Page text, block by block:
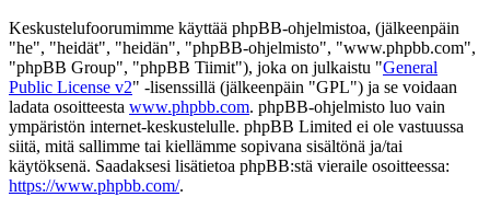
Keskustelufoorumimme käyttää phpBB-ohjelmistoa, (jälkeenpäin
"he", "heidät", "heidän", "phpBB-ohjelmisto", "www.phpbb.com",
"phpBB Group", "phpBB Tiimit"), joka on julkaistu "General
Public License v2" -lisenssillä (jälkeenpäin "GPL") ja se voidaan
ladata osoitteesta www.phpbb.com. phpBB-ohjelmisto luo vain
ympäristön internet-keskustelulle. phpBB Limited ei ole vastuussa
siitä, mitä sallimme tai kiellämme sopivana sisältönä ja/tai
käytöksenä. Saadaksesi lisätietoa phpBB:stä vieraile osoitteessa:
https://www.phpbb.com/.